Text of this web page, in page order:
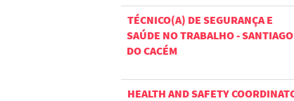
TÉCNICO(A) DE SEGURANÇA E
SAÚDE NO TRABALHO - SANTIAGO
DO CACÉM
HEALTH AND SAFETY